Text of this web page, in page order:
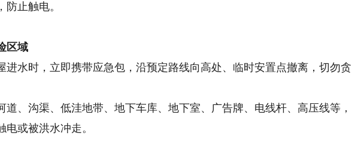
止触电。
区域
水时，立即携带应急包，沿预定路线向高处、临时安置点撤离，切勿贪
、沟渠、低洼地带、地下车库、地下室、广告牌、电线杆、高压线等，
或被洪水冲走。